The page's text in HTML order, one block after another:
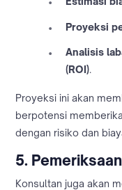
Proyeksi
Analisis
(ROI).
Proyeksi ini akan
berpotensi
dengan risiko dan
5.
Konsultan juga akan